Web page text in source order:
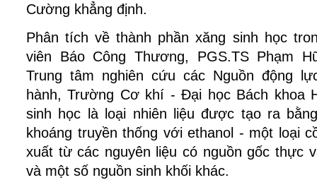
Cường khẳng định.
Phân tích về thành phần xăng sinh học
viên Báo Công Thương, PGS.TS Phạm
Trung tâm nghiên cứu các Nguồn động
hành, Trường Cơ khí - Đại học Bách khoa
sinh học là loại nhiên liệu được tạo ra
khoáng truyền thống với ethanol - một loại
xuất từ các nguyên liệu có nguồn gốc thực
và một số nguồn sinh khối khác.